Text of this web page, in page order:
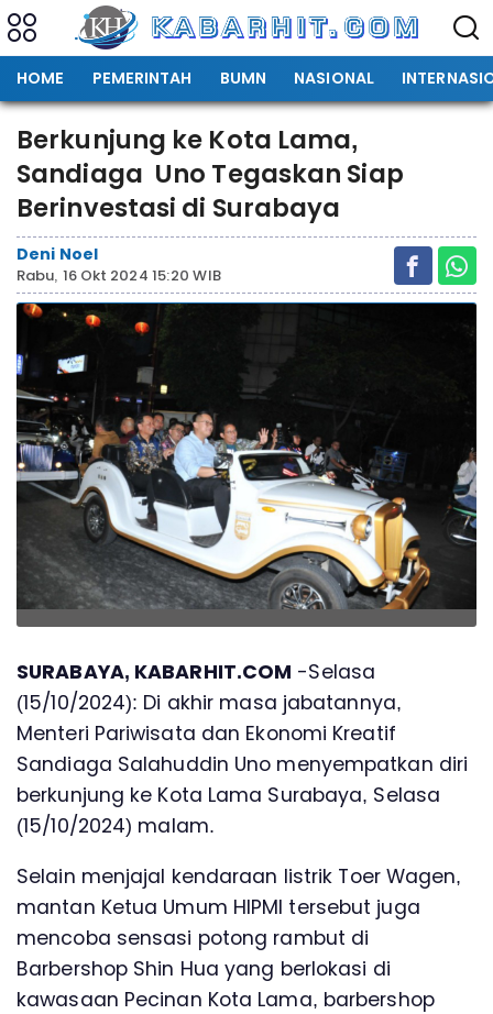
HOME PEMERINTAH BUMN NASIONAL
Berkunjung ke Kota Lama,
Sandiaga Uno Tegaskan Siap
Berinvestasi di Surabaya
Deni Noel
Rabu, 16 Okt 2024 15:20 WIB
SURABAYA, KABARHIT.COM -Selasa
(15/10/2024): Di akhir masa jabatannya,
Menteri Pariwisata dan Ekonomi Kreatif
Sandiaga Salahuddin Uno menyempatkan diri
berkunjung ke Kota Lama Surabaya, Selasa
(15/10/2024) malam.
Selain menjajal kendaraan listrik Toer Wagen,
mantan Ketua Umum HIPMI tersebut juga
mencoba sensasi potong rambut di
Barbershop Shin Hua yang berlokasi di
kawasaan Pecinan Kota Lama, barbershop